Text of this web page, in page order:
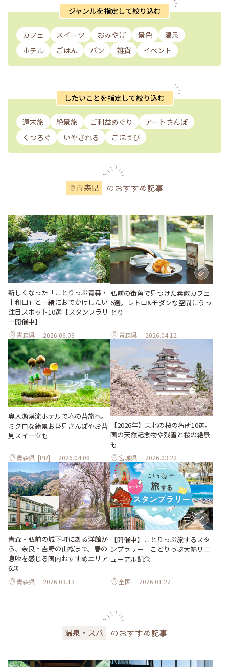
ジャンルを指定して絞り込む
カフェ スイーツ おみやげ 景色
温泉
ホテル
ごはん パン 雑貨 イベント
したいことを指定して絞り込む
週末旅 絶景旅 ご利益めぐり
アートさんぽ
くつろぐ
いやされる ごほうび
青森県 のおすすめ記事
新しくなった「ことりっぷ青森・
十和田」と一緒におでかけしたい
注目スポット10選【スタンプラリ
ー開催中】
青森県 2026.06.03
弘前の街角で見つけた素敵カフェ
6選。レトロ&モダンな空間にうっ
とり
青森県 2026.04.12
奥入瀬渓流ホテルで春の苔旅へ。
ミクロな絶景お苔見さんぽやお苔
見スイーツも
青森県 [PR] 2026.04.08
【2026年】東北の桜の名所10選。
国の天然記念物や残雪と桜の絶景
も
宮城県 2026.03.22
青森・弘前の城下町にある洋館か
ら、奈良・吉野の山桜まで。春の
息吹を感じる国内おすすめエリア
6選
青森県 2026.03.13
【開催中】ことりっぷ旅するスタ
ンプラリー｜ことりっぷ大幅リニ
ューアル記念
全国 2026.01.22
温泉・スパ のおすすめ記事